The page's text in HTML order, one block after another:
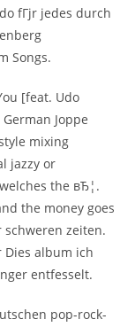
fГјr jedes durch
Songs.
[feat. Udo
Joppe
mixing
jazzy or
the вЂ¦.
the money goes
schweren zeiten.
album ich
entfesselt.
pop-rock-